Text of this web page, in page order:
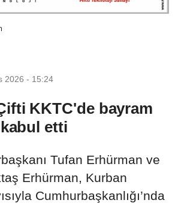
2026 - 15:24
KKTC'de bayram
etti
Tufan Erhürman ve
Erhürman, Kurban
Cumhurbaşkanlığı’nda